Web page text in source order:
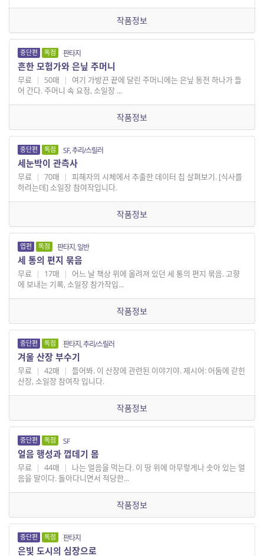
작품정보
중단편 독점 판타지
흔한 모험가와 은닢 주머니
무료 | 50매 |
여기 가방끈 끝에 달린 주머니에는 은닢 동전 하나가 들
어 간다. 주머니 속 요정, 소일장 ...
작품정보
중단편 독점 SF, 추리/스릴러
세눈박이 관측사
무료 | 70매 | 피해자의 시체에서 추출한 데이터 칩 살펴보기. [식사를
하려는데] 소일장 참여작입니다.
작품정보
엽편 독점 판타지, 일반
세 통의 편지 묶음
무료 | 17매 |
어느 날 책상 위에 올려져 있던 세 통의 편지 묶음. 고향
에 보내는 기록, 소일장 참가작입...
작품정보
중단편 독점 판타지, 추리/스릴러
겨울 산장 부수기
무료 | 42매 | 들어봐. 이 산장에 관련된 이야기야. 제시어: 어둠에 갇힌
산장, 소일장 참여작 입니다.
작품정보
중단편 독점 SF
얼음 행성과 껍데기 몸
무료 | 44매 |
나는 얼음을 먹는다. 이 땅 위에 아무렇게나 솟아 있는 얼
음을 말이다. 돌아다니면서 적당한...
작품정보
중단편 독점 판타지
은빛 도시의 심장으로